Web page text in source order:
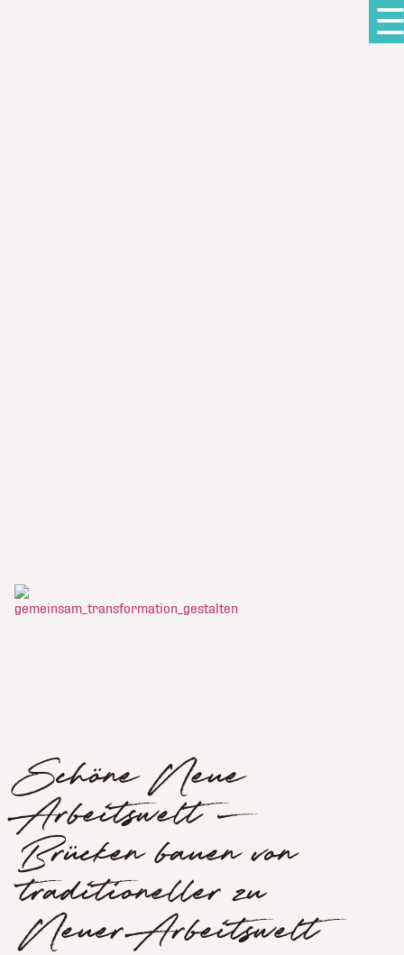
Schöne Neue
Arbeitswelt –
Brücken bauen von
traditioneller zu
Neuer Arbeitswelt